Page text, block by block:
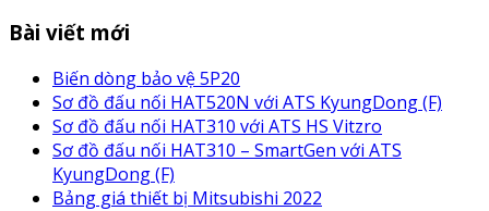
Bài viết mới
Biến dòng bảo vệ 5P20
Sơ đồ đấu nối HAT520N với ATS KyungDong (F)
Sơ đồ đấu nối HAT310 với ATS HS Vitzro
Sơ đồ đấu nối HAT310 – SmartGen với ATS
KyungDong (F)
Bảng giá thiết bị Mitsubishi 2022